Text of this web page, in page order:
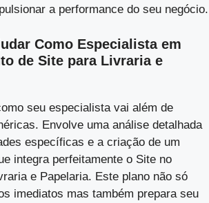
a performance do seu negócio.
Como Especialista em
de Site para Livraria e
seu especialista vai além de
Envolve uma análise detalhada
específicas e a criação de um
integra perfeitamente o Site no
e Papelaria. Este plano não só
imediatos mas também prepara seu